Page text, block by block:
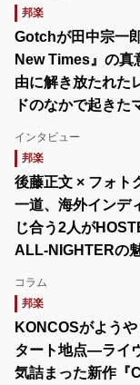
邦楽
Gotchが田中宗一
New Times』の真
由に解き放たれた
ドのなかで起きた
インタビュー
邦楽
後藤正文 × フォト
一道、海外インデ
じ合う2人が
ALL-NIGHTERの
コラム
邦楽
KONCOSがよう
タート地点―ライ
気詰まった新作『